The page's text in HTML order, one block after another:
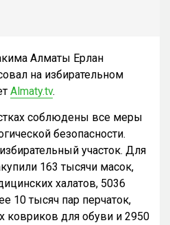
Алматы Ерлан
на избирательном
Almaty.tv.
соблюдены все меры
безопасности.
участок. Для
163 тысячи масок,
халатов, 5036
10 тысяч пар перчаток,
для обуви и 2950